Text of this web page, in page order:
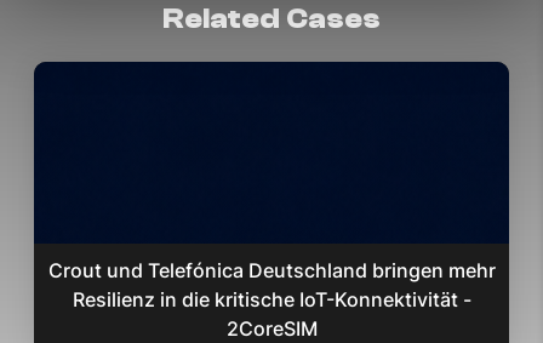
Related Cases
Crout und Telefónica Deutschland bringen mehr
Resilienz in die kritische IoT-Konnektivität -
2CoreSIM